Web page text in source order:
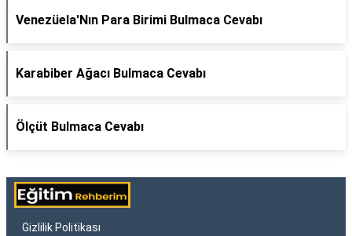
Venezüela'Nın Para Birimi Bulmaca Cevabı
Karabiber Ağacı Bulmaca Cevabı
Ölçüt Bulmaca Cevabı
Gizlilik Politikası